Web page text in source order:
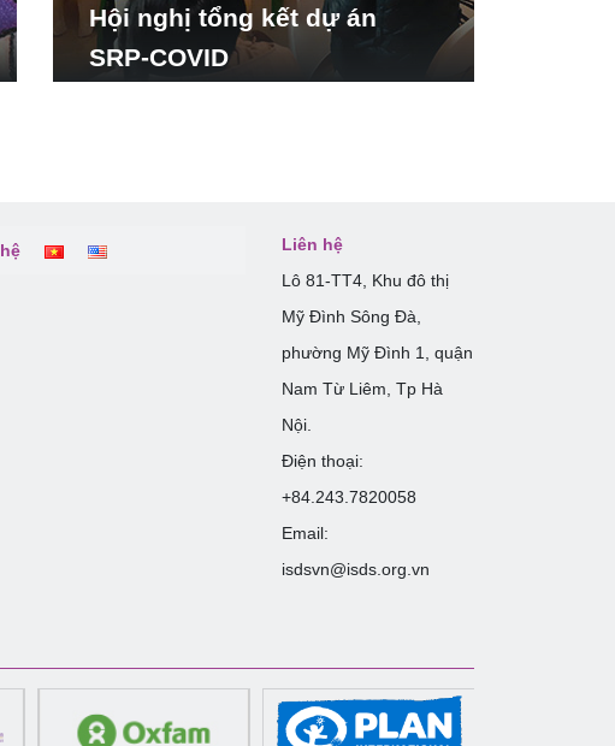
Hội nghị tổng kết dự án
SRP-COVID
Liên hệ
Lô 81-TT4, Khu đô thị
Mỹ Đình Sông Đà,
phường Mỹ Đình 1, quận
Nam Từ Liêm, Tp Hà
Nội.
Điện thoại:
+84.243.7820058
Email:
isdsvn@isds.org.vn